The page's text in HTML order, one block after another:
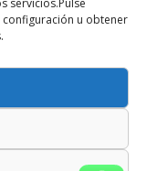
servicios.Pulse
u obtener
A41362401